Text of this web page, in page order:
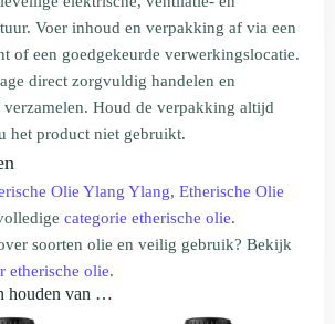
Voer inhoud en verpakking af via een
of een goedgekeurde verwerkingslocatie.
direct zorgvuldig handelen en
verzamelen. Houd de verpakking altijd
het product niet gebruikt.
Olie Ylang Ylang, Etherische Olie
categorie etherische olie.
soorten olie en veilig gebruik? Bekijk
etherische olie.
houden van …